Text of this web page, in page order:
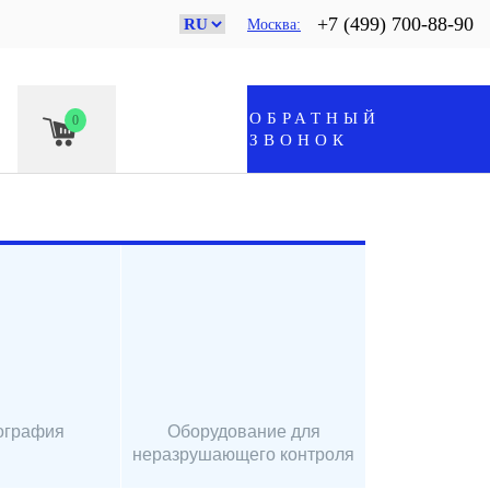
Москва +7 (499) 700-88-90
0
ОБРАТНЫЙ
ЗВОНОК
Оборудование для
неразрушающего контроля